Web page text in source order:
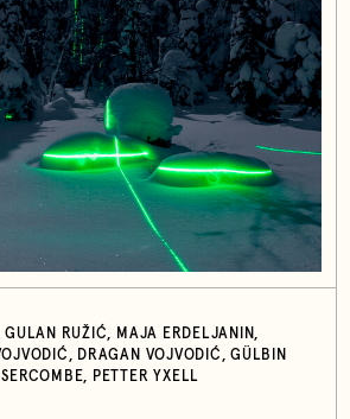
GULAN RUŽIĆ, MAJA ERDELJANIN,
DRAGAN VOJVODIĆ, GÜLBIN
PETTER YXELL